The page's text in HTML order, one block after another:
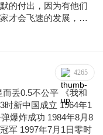
的付出，因为有他们
才会飞速的发展，正
人民吃不饱、穿不暖
这盛世，如你们所
4265
不公平 《我和
时新中国成立 1964年1
爆炸成功 1984年8月8
军 1997年7月1日零时